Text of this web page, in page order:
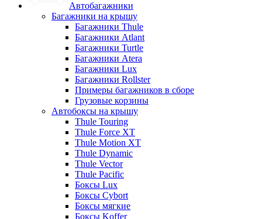
Автобагажники
Багажники на крышу
Багажники Thule
Багажники Atlant
Багажники Turtle
Багажники Atera
Багажники Lux
Багажники Rollster
Примеры багажников в сборе
Грузовые корзины
Автобоксы на крышу
Thule Touring
Thule Force XT
Thule Motion XT
Thule Dynamic
Thule Vector
Thule Pacific
Боксы Lux
Боксы Cybort
Боксы мягкие
Боксы Koffer